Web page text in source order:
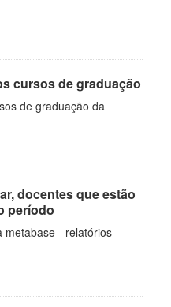
cursos de graduação
de graduação da
docentes que estão
período
metabase - relatórios